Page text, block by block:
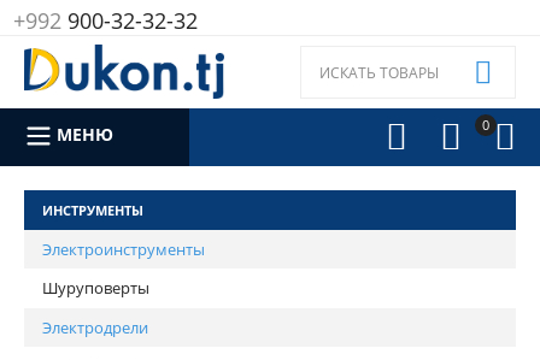
+992900-32-32-32
0 



МЕНЮ
ИНСТРУМЕНТЫ
Электроинструменты
Шуруповерты
Электродрели